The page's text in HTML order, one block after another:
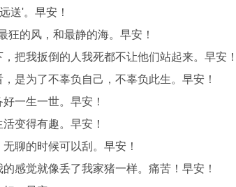
送'。早安！
狂的风，和最静的海。早安！
把我扳倒的人我死都不让他们站起来。早安！
是为了不辜负自己，不辜负此生。早安！
一生一世。早安！
变得有趣。早安！
聊的时候可以刮。早安！
感觉就像丢了我家猪一样。痛苦！早安！